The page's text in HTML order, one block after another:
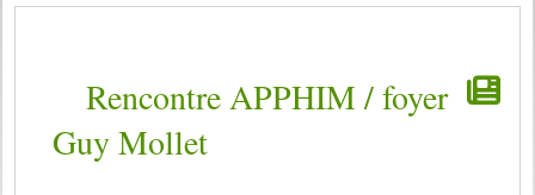
Rencontre APPHIM / foyer
Guy Mollet